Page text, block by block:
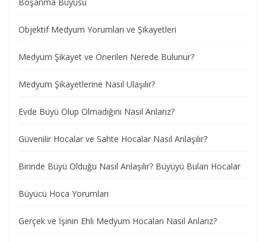
Objektif Medyum Yorumları ve Şikayetleri
Medyum Şikayet ve Önerileri Nerede Bulunur?
Medyum Şikayetlerine Nasıl Ulaşılır?
Evde Büyü Olup Olmadığını Nasıl Anlarız?
Güvenilir Hocalar ve Sahte Hocalar Nasıl Anlaşılır?
Birinde Büyü Olduğu Nasıl Anlaşılır? Büyüyü Bulan Hocalar
Büyücü Hoca Yorumları
Gerçek ve İşinin Ehli Medyum Hocaları Nasıl Anlarız?